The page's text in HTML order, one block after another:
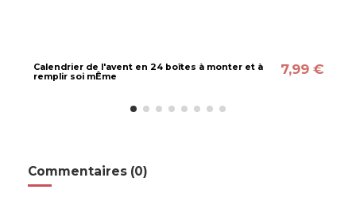
Calendrier de l'avent en 24 boîtes à monter et à
remplir soi mÊme
7,99 €
Commentaires (0)